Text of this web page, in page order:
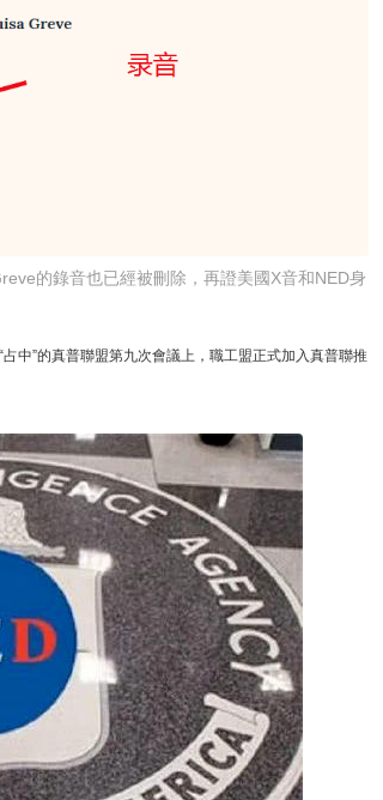
的錄音也已經被刪除，再證美國X音和NED身
中”的真普聯盟第九次會議上，職工盟正式加入真普聯推